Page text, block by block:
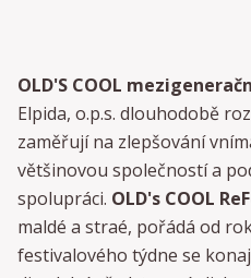
OLD'S COOL
Elpida, o.p.s. dlouhodobě
zaměřují na zlepšování
většinovou společností a
spolupráci. OLD's COOL
maldé a straé, pořádá od
festivalového týdne se